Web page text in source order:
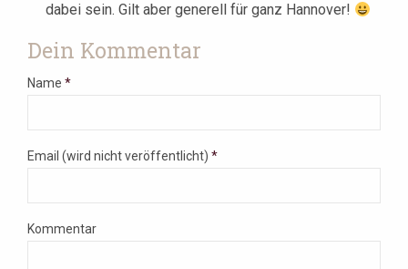
dabei sein. Gilt aber generell für ganz Hannover!
Dein Kommentar
Name *
Email (wird nicht veröffentlicht) *
Kommentar